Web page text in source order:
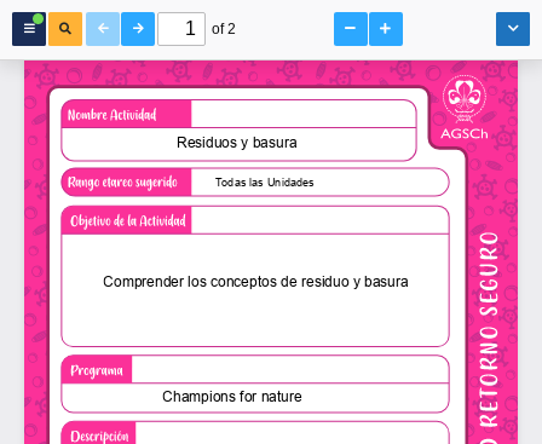
of 2
Champions for natureResiduos y basuraTodas las Unidades Comprender los